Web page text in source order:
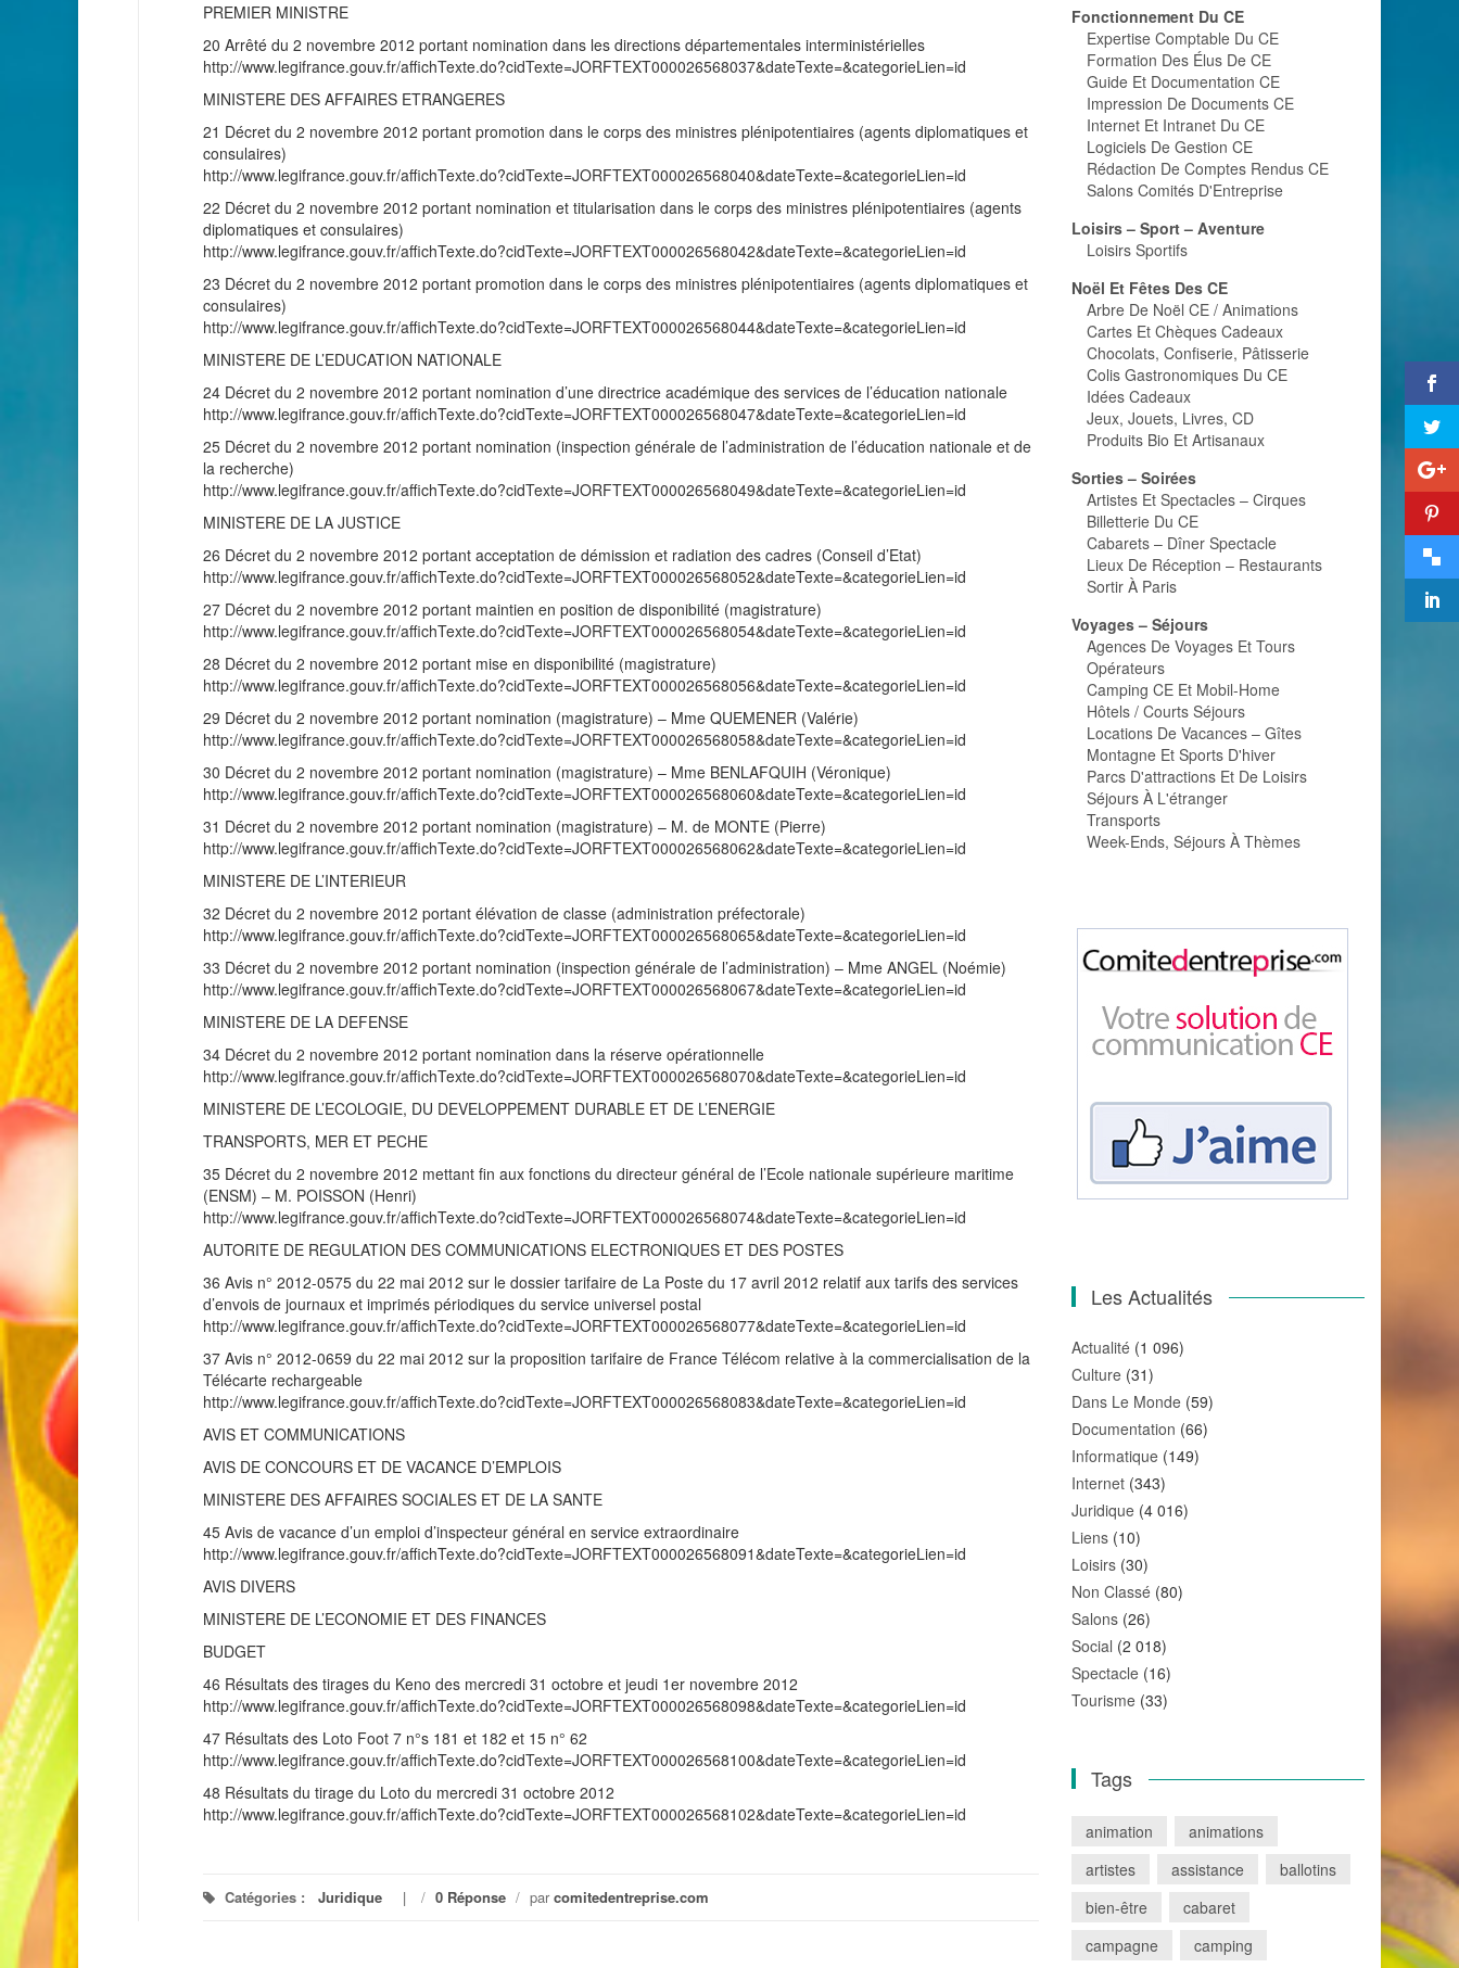
PREMIER MINISTRE
20 Arrêté du 2 novembre 2012 portant nomination dans les directions départementales interministérielles
http://www.legifrance.gouv.fr/affichTexte.do?cidTexte=JORFTEXT000026568037&dateTexte=&categorieLien=id
MINISTERE DES AFFAIRES ETRANGERES
21 Décret du 2 novembre 2012 portant promotion dans le corps des ministres plénipotentiaires (agents diplomatiques et
consulaires)
http://www.legifrance.gouv.fr/affichTexte.do?cidTexte=JORFTEXT000026568040&dateTexte=&categorieLien=id
22 Décret du 2 novembre 2012 portant nomination et titularisation dans le corps des ministres plénipotentiaires (agents
diplomatiques et consulaires)
http://www.legifrance.gouv.fr/affichTexte.do?cidTexte=JORFTEXT000026568042&dateTexte=&categorieLien=id
23 Décret du 2 novembre 2012 portant promotion dans le corps des ministres plénipotentiaires (agents diplomatiques et
consulaires)
http://www.legifrance.gouv.fr/affichTexte.do?cidTexte=JORFTEXT000026568044&dateTexte=&categorieLien=id
MINISTERE DE L’EDUCATION NATIONALE
24 Décret du 2 novembre 2012 portant nomination d’une directrice académique des services de l’éducation nationale
http://www.legifrance.gouv.fr/affichTexte.do?cidTexte=JORFTEXT000026568047&dateTexte=&categorieLien=id
25 Décret du 2 novembre 2012 portant nomination (inspection générale de l’administration de l’éducation nationale et de
la recherche)
http://www.legifrance.gouv.fr/affichTexte.do?cidTexte=JORFTEXT000026568049&dateTexte=&categorieLien=id
MINISTERE DE LA JUSTICE
26 Décret du 2 novembre 2012 portant acceptation de démission et radiation des cadres (Conseil d’Etat)
http://www.legifrance.gouv.fr/affichTexte.do?cidTexte=JORFTEXT000026568052&dateTexte=&categorieLien=id
27 Décret du 2 novembre 2012 portant maintien en position de disponibilité (magistrature)
http://www.legifrance.gouv.fr/affichTexte.do?cidTexte=JORFTEXT000026568054&dateTexte=&categorieLien=id
28 Décret du 2 novembre 2012 portant mise en disponibilité (magistrature)
http://www.legifrance.gouv.fr/affichTexte.do?cidTexte=JORFTEXT000026568056&dateTexte=&categorieLien=id
29 Décret du 2 novembre 2012 portant nomination (magistrature) – Mme QUEMENER (Valérie)
http://www.legifrance.gouv.fr/affichTexte.do?cidTexte=JORFTEXT000026568058&dateTexte=&categorieLien=id
30 Décret du 2 novembre 2012 portant nomination (magistrature) – Mme BENLAFQUIH (Véronique)
http://www.legifrance.gouv.fr/affichTexte.do?cidTexte=JORFTEXT000026568060&dateTexte=&categorieLien=id
31 Décret du 2 novembre 2012 portant nomination (magistrature) – M. de MONTE (Pierre)
http://www.legifrance.gouv.fr/affichTexte.do?cidTexte=JORFTEXT000026568062&dateTexte=&categorieLien=id
MINISTERE DE L’INTERIEUR
32 Décret du 2 novembre 2012 portant élévation de classe (administration préfectorale)
http://www.legifrance.gouv.fr/affichTexte.do?cidTexte=JORFTEXT000026568065&dateTexte=&categorieLien=id
33 Décret du 2 novembre 2012 portant nomination (inspection générale de l’administration) – Mme ANGEL (Noémie)
http://www.legifrance.gouv.fr/affichTexte.do?cidTexte=JORFTEXT000026568067&dateTexte=&categorieLien=id
MINISTERE DE LA DEFENSE
34 Décret du 2 novembre 2012 portant nomination dans la réserve opérationnelle
http://www.legifrance.gouv.fr/affichTexte.do?cidTexte=JORFTEXT000026568070&dateTexte=&categorieLien=id
MINISTERE DE L’ECOLOGIE, DU DEVELOPPEMENT DURABLE ET DE L’ENERGIE
TRANSPORTS, MER ET PECHE
35 Décret du 2 novembre 2012 mettant fin aux fonctions du directeur général de l’Ecole nationale supérieure maritime
(ENSM) – M. POISSON (Henri)
http://www.legifrance.gouv.fr/affichTexte.do?cidTexte=JORFTEXT000026568074&dateTexte=&categorieLien=id
AUTORITE DE REGULATION DES COMMUNICATIONS ELECTRONIQUES ET DES POSTES
36 Avis n° 2012-0575 du 22 mai 2012 sur le dossier tarifaire de La Poste du 17 avril 2012 relatif aux tarifs des services
d’envois de journaux et imprimés périodiques du service universel postal
http://www.legifrance.gouv.fr/affichTexte.do?cidTexte=JORFTEXT000026568077&dateTexte=&categorieLien=id
37 Avis n° 2012-0659 du 22 mai 2012 sur la proposition tarifaire de France Télécom relative à la commercialisation de la
Télécarte rechargeable
http://www.legifrance.gouv.fr/affichTexte.do?cidTexte=JORFTEXT000026568083&dateTexte=&categorieLien=id
AVIS ET COMMUNICATIONS
AVIS DE CONCOURS ET DE VACANCE D’EMPLOIS
MINISTERE DES AFFAIRES SOCIALES ET DE LA SANTE
45 Avis de vacance d’un emploi d’inspecteur général en service extraordinaire
http://www.legifrance.gouv.fr/affichTexte.do?cidTexte=JORFTEXT000026568091&dateTexte=&categorieLien=id
AVIS DIVERS
MINISTERE DE L’ECONOMIE ET DES FINANCES
BUDGET
46 Résultats des tirages du Keno des mercredi 31 octobre et jeudi 1er novembre 2012
http://www.legifrance.gouv.fr/affichTexte.do?cidTexte=JORFTEXT000026568098&dateTexte=&categorieLien=id
47 Résultats des Loto Foot 7 n°s 181 et 182 et 15 n° 62
http://www.legifrance.gouv.fr/affichTexte.do?cidTexte=JORFTEXT000026568100&dateTexte=&categorieLien=id
48 Résultats du tirage du Loto du mercredi 31 octobre 2012
http://www.legifrance.gouv.fr/affichTexte.do?cidTexte=JORFTEXT000026568102&dateTexte=&categorieLien=id
Catégories : Juridique / 0 Réponse / parcomitedentreprise.com
Fonctionnement Du CE
Expertise Comptable Du CE
Formation Des Élus De CE
Guide Et Documentation CE
Impression De Documents CE
Internet Et Intranet Du CE
Logiciels De Gestion CE
Rédaction De Comptes Rendus CE
Salons Comités D'Entreprise
Loisirs – Sport – Aventure
Loisirs Sportifs
Noël Et Fêtes Des CE
Arbre De Noël CE / Animations
Cartes Et Chèques Cadeaux
Chocolats, Confiserie, Pâtisserie
Colis Gastronomiques Du CE
Idées Cadeaux
Jeux, Jouets, Livres, CD
Produits Bio Et Artisanaux
Sorties – Soirées
Artistes Et Spectacles – Cirques
Billetterie Du CE
Cabarets – Dîner Spectacle
Lieux De Réception – Restaurants
Sortir À Paris
Voyages – Séjours
Agences De Voyages Et Tours
Opérateurs
Camping CE Et Mobil-Home
Hôtels / Courts Séjours
Locations De Vacances – Gîtes
Montagne Et Sports D'hiver
Parcs D'attractions Et De Loisirs
Séjours À L'étranger
Transports
Week-Ends, Séjours À Thèmes
Les Actualités
Actualité (1 096)
Culture (31)
Dans Le Monde (59)
Documentation (66)
Informatique (149)
Internet (343)
Juridique (4 016)
Liens (10)
Loisirs (30)
Non Classé (80)
Salons (26)
Social (2 018)
Spectacle (16)
Tourisme (33)
Tags
animation
animations
artistes
assistance
ballotins
bien-être
cabaret
campagne
camping